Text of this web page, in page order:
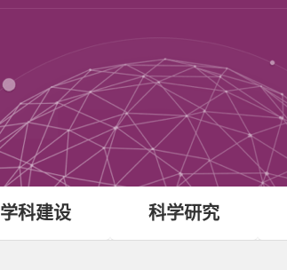
电子信息实验教学中心
原网站
学科建设 科学研究